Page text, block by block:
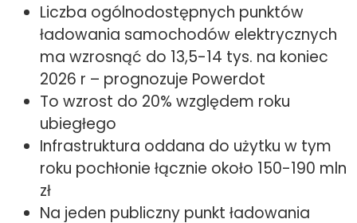
Liczba ogólnodostępnych punktów
ładowania samochodów elektrycznych
ma wzrosnąć do 13,5-14 tys. na koniec
2026 r – prognozuje Powerdot
To wzrost do 20% względem roku
ubiegłego
Infrastruktura oddana do użytku w tym
roku pochłonie łącznie około 150-190 mln
zł
Na jeden publiczny punkt ładowania